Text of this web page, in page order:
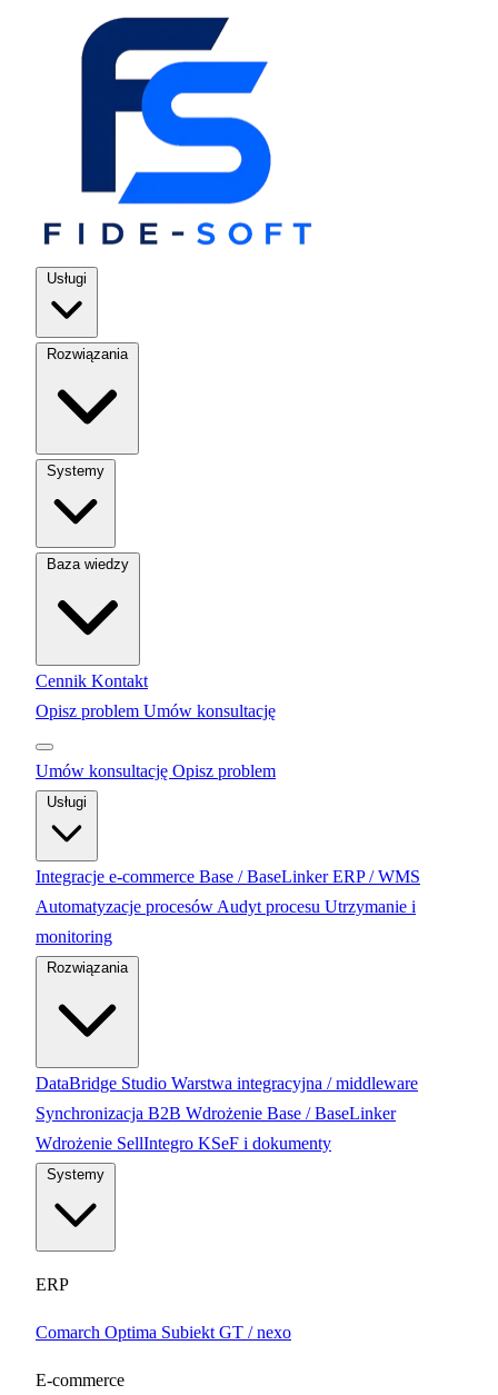
Rozwiązania
Cennik Kontakt
Opisz problem Umów konsultację
Umów konsultację Opisz problem
Integracje e-commerce Base / BaseLinkerERP / WMS
Automatyzacje procesów Audyt procesu Utrzymanie i
monitoring
Rozwiązania
DataBridge Studio Warstwa integracyjna / middleware
Synchronizacja B2B Wdrożenie Base / BaseLinker
Wdrożenie SellIntegro KSeF i dokumenty
ERP
Comarch Optima Subiekt GT / nexo
E-commerce